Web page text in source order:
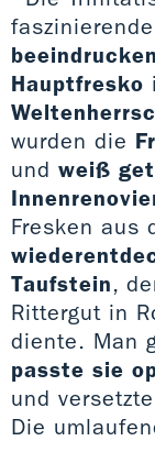
Hauptfresko
wurden die
und weiß
Fresken aus
Taufstein,
Rittergut in
diente. Man
passte sie
und
Die